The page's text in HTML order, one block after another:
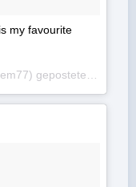
my favourite